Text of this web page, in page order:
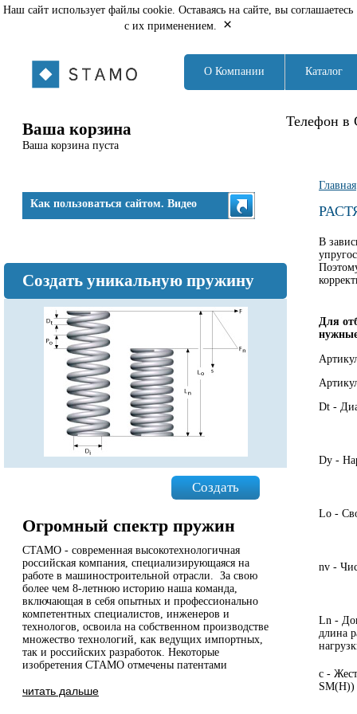
Наш сайт использует файлы cookie. Оставаясь на сайте, вы соглашаетесь
с их применением.
×
О Компании Каталог
Телефон в
Ваша корзина
Ваша корзина пуста
Как пользоваться сайтом. Видео
Создать уникальную пружину
Создать
Огромный спектр пружин
СТАМО - современная высокотехнологичная
российская компания, специализирующаяся на
работе в машиностроительной отрасли. За свою
более чем 8-летнюю историю наша команда,
включающая в себя опытных и профессионально
компетентных специалистов, инженеров и
технологов, освоила на собственном производстве
множество технологий, как ведущих импортных,
так и российских разработок. Некоторые
изобретения СТАМО отмечены патентами
читать дальше
Вы
Главная
В
Для
Dt -
Dy -
Lo -
nv -
Ln -
длина
с -
SM(H))